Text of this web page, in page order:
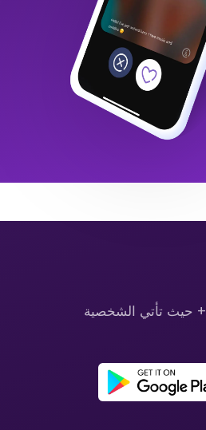
تطبيق المواعدة LGBTQ+ حيث تأتي الشخصية